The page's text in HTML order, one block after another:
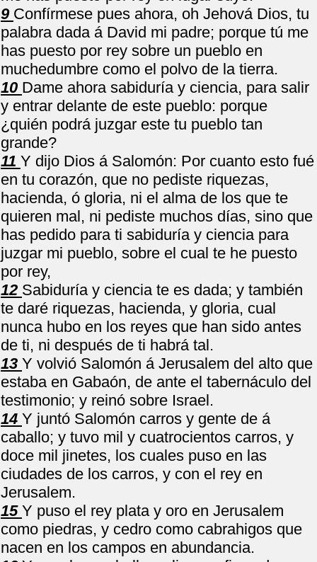
9 Confírmese pues ahora, oh Jehová Dios, tu
palabra dada á David mi padre; porque tú me
has puesto por rey sobre un pueblo en
muchedumbre como el polvo de la tierra.
10 Dame ahora sabiduría y ciencia, para salir
y entrar delante de este pueblo: porque
¿quién podrá juzgar este tu pueblo tan
grande?
11 Y dijo Dios á Salomón: Por cuanto esto fué
en tu corazón, que no pediste riquezas,
hacienda, ó gloria, ni el alma de los que te
quieren mal, ni pediste muchos días, sino que
has pedido para ti sabiduría y ciencia para
juzgar mi pueblo, sobre el cual te he puesto
por rey,
12 Sabiduría y ciencia te es dada; y también
te daré riquezas, hacienda, y gloria, cual
nunca hubo en los reyes que han sido antes
de ti, ni después de ti habrá tal.
13 Y volvió Salomón á Jerusalem del alto que
estaba en Gabaón, de ante el tabernáculo del
testimonio; y reinó sobre Israel.
14 Y juntó Salomón carros y gente de á
caballo; y tuvo mil y cuatrocientos carros, y
doce mil jinetes, los cuales puso en las
ciudades de los carros, y con el rey en
Jerusalem.
15 Y puso el rey plata y oro en Jerusalem
como piedras, y cedro como cabrahigos que
nacen en los campos en abundancia.